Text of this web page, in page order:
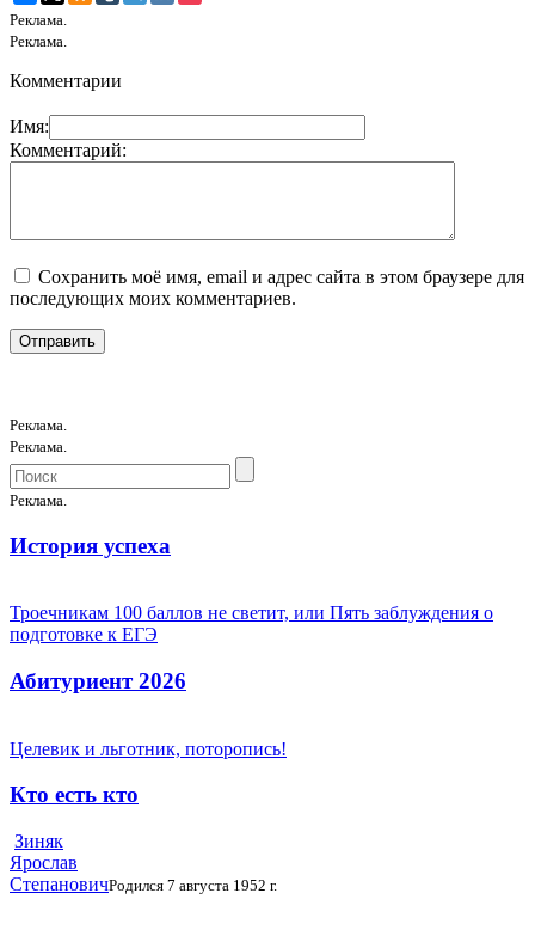
Реклама.
Реклама.
Комментарии
Имя:
Комментарий:
Сохранить моё имя, email и адрес сайта в этом браузере для
последующих моих комментариев.
Реклама.
Реклама.
Реклама.
История успеха
Троечникам 100 баллов не светит, или Пять заблуждения о
подготовке к ЕГЭ
Абитуриент 2026
Целевик и льготник, поторопись!
Кто есть кто
Зиняк
Ярослав
СтепановичРодился 7 августа 1952 г.